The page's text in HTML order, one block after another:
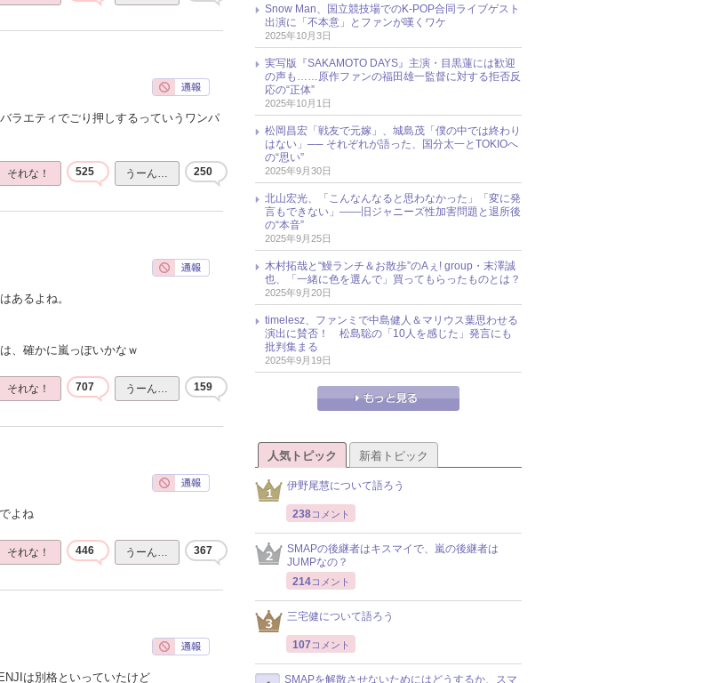
ラエティでごり押しするっていうワンパ
それな！ 525 うーん… 250
あるよね。
、確かに嵐っぽいかなｗ
それな！ 707 うーん… 159
よね
それな！ 446 うーん… 367
は別格といっていたけど
Snow Man、国立競技場でのK-POP合同ライブゲスト
出演に「不本意」とファンが嘆くワケ
2025年10月3日
実写版『SAKAMOTO DAYS』主演・目黒蓮には歓迎
の声も……原作ファンの福田雄一監督に対する拒否反
応の“正体”
2025年10月1日
松岡昌宏「戦友で元嫁」、城島茂「僕の中では終わり
はない」── それぞれが語った、国分太一とTOKIOへ
の“思い”
2025年9月30日
北山宏光、「こんなんなると思わなかった」「変に発
言もできない」――旧ジャニーズ性加害問題と退所後
の“本音”
2025年9月25日
木村拓哉と“鰻ランチ＆お散歩”のAぇ! group・末澤誠
也、「一緒に色を選んで」買ってもらったものとは？
2025年9月20日
timelesz、ファンミで中島健人＆マリウス葉思わせる
演出に賛否！ 松島聡の「10人を感じた」発言にも
批判集まる
2025年9月19日
人気トピック 新着トピック
伊野尾慧について語ろう
238コメント
SMAPの後継者はキスマイで、嵐の後継者は
JUMPなの？
214コメント
三宅健について語ろう
107 コメント
SMAPを解散させないためにはどうするか、スマ